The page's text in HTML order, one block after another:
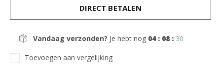
DIRECT BETALEN
Vandaag verzonden? Je hebt nog 04 : 08 : 28
Toevoegen aan vergelijking